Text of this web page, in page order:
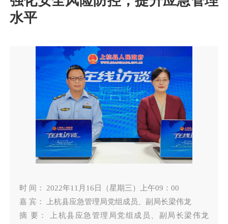
水平
时 间： 2022年11月16日（星期三）上午09：00
嘉 宾： 上杭县应急管理局党组成员、副局长梁伟龙
摘 要： 上杭县应急管理局党组成员、副局长梁伟龙